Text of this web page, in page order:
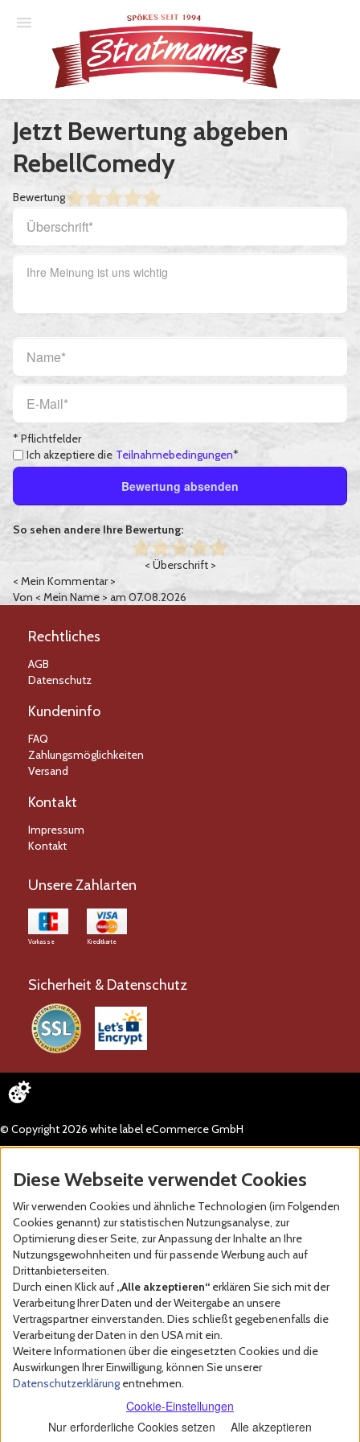
Essener Ehrendoktor
Unsere Komödien
Gastspiele
Gutscheine
Jetzt Bewertung abgeben
RebellComedy
Bewertung
* Pflichtfelder
Ich akzeptiere die Teilnahmebedingungen*
Bewertung absenden
So sehen andere Ihre Bewertung:
< Überschrift >
< Mein Kommentar >
Von < Mein Name > am 07.08.2026
Rechtliches
AGB
Datenschutz
Kundeninfo
FAQ
Zahlungsmöglichkeiten
Versand
Kontakt
Impressum
Kontakt
Unsere Zahlarten
Vorkasse Kreditkarte
Sicherheit & Datenschutz
© Copyright 2026 white label eCommerce GmbH
Diese Webseite verwendet Cookies
Wir verwenden Cookies und ähnliche Technologien (im Folgenden
Cookies genannt) zur statistischen Nutzungsanalyse, zur
Optimierung dieser Seite, zur Anpassung der Inhalte an Ihre
Nutzungsgewohnheiten und für passende Werbung auch auf
Drittanbieterseiten.
Durch einen Klick auf „Alle akzeptieren“ erklären Sie sich mit der
Verarbeitung Ihrer Daten und der Weitergabe an unsere
Vertragspartner einverstanden. Dies schließt gegebenenfalls die
Verarbeitung der Daten in den USA mit ein.
Weitere Informationen über die eingesetzten Cookies und die
Auswirkungen Ihrer Einwilligung, können Sie unserer
Datenschutzerklärung entnehmen.
Cookie-Einstellungen
Nur erforderliche Cookies setzen
Alle akzeptieren